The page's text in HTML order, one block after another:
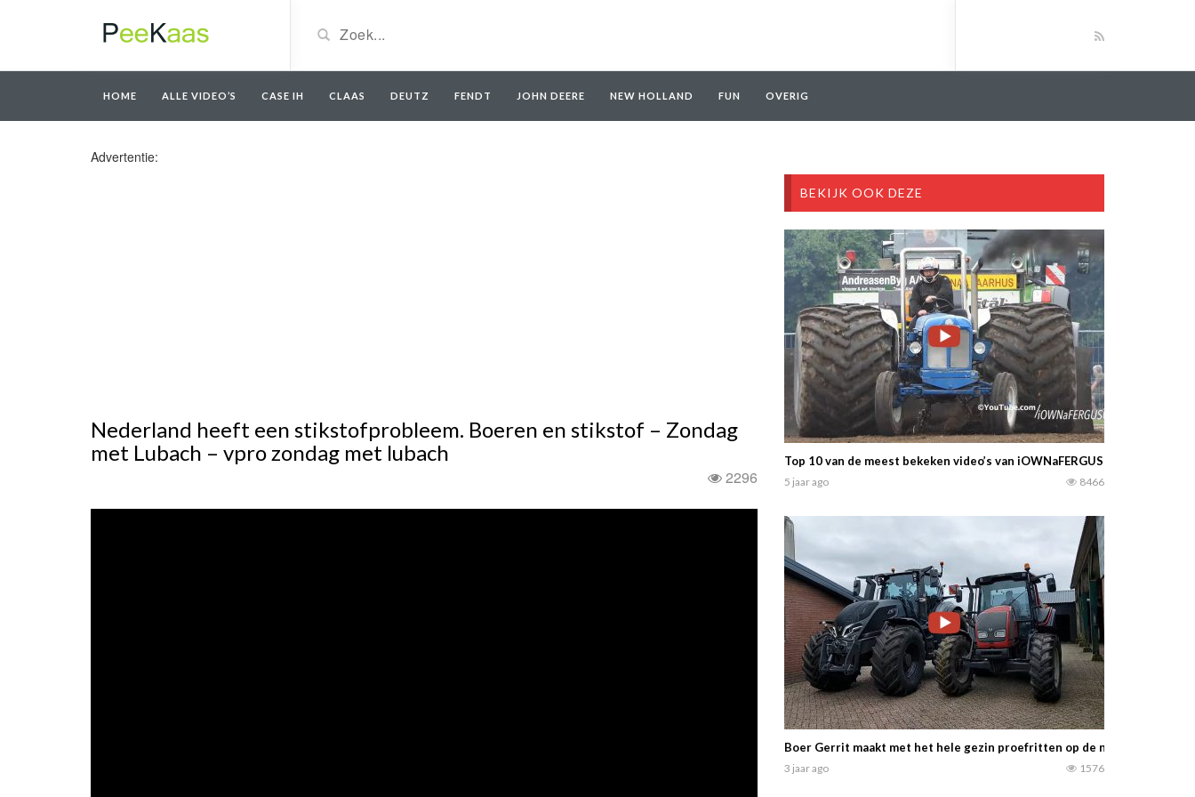
HOME ALLE VIDEO’S CASE IH CLAAS DEUTZ FENDT JOHN DEERE NEW HOLLAND FUN OVERIG
Advertentie:
Nederland heeft een stikstofprobleem. Boeren en stikstof – Zondag
met Lubach – vpro zondag met lubach
2296
BEKIJK OOK DEZE
Top 10 van de meest bekeken video’s van iOWNaFERGUSON in
5 jaar ago 8466
Boer Gerrit maakt met het hele gezin proefritten op de nieuwste Valtra
3 jaar ago 1576